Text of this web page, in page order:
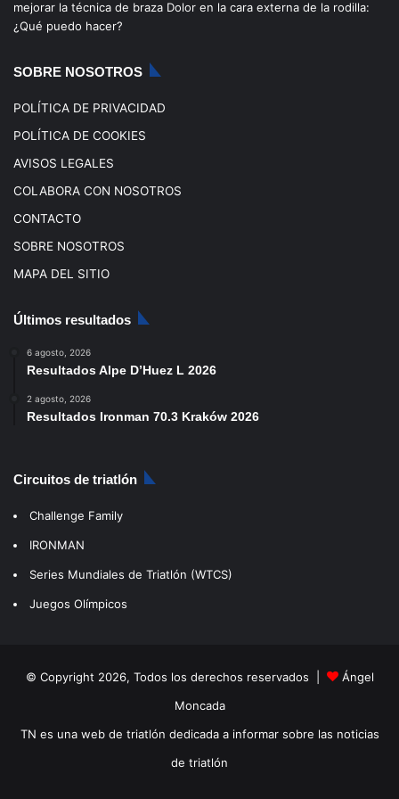
mejorar la técnica de braza Dolor en la cara externa de la rodilla:
¿Qué puedo hacer?
SOBRE NOSOTROS
POLÍTICA DE PRIVACIDAD
POLÍTICA DE COOKIES
AVISOS LEGALES
COLABORA CON NOSOTROS
CONTACTO
SOBRE NOSOTROS
MAPA DEL SITIO
Últimos resultados
6 agosto, 2026
Resultados Alpe D’Huez L 2026
2 agosto, 2026
Resultados Ironman 70.3 Kraków 2026
Circuitos de triatlón
Challenge Family
IRONMAN
Series Mundiales de Triatlón (WTCS)
Juegos Olímpicos
© Copyright 2026, Todos los derechos reservados |
Ángel
Moncada
TN es una web de triatlón dedicada a informar sobre las noticias
de triatlón